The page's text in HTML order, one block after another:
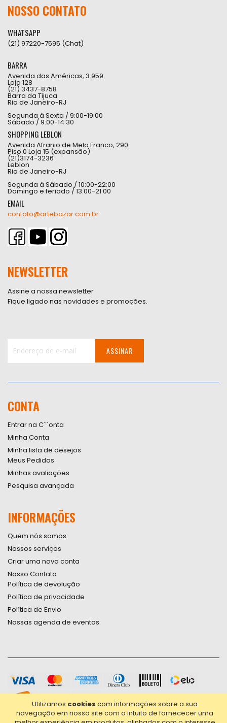
Utilizamos cookies com informações sobre a sua
navegação em nosso site com o intuito de fornececer uma
NOSSO CONTATO
WHATSAPP
(21) 97220-7595 (Chat)
BARRA
Avenida das Américas, 3.959
Loja 128
(21) 3437-8758
Barra da Tijuca
Rio de Janeiro-RJ
Segunda à Sexta / 9:00-19:00
Sábado / 9:00-14:30
SHOPPING LEBLON
Avenida Afranio de Melo Franco, 290
Piso 0 Loja 15 (expansão)
(21)3174-3236
Leblon
Rio de Janeiro-RJ
Segunda à Sábado / 10:00-22:00
Domingo e feriado / 13:00-21:00
EMAIL
contato@artebazar.com.br
NEWSLETTER
Assine a nossa newsletter
Fique ligado nas novidades e promoções.
Newsletter:
ASSINAR
CONTA
Entrar na C``onta
Minha Conta
Minha lista de desejos
Meus Pedidos
Minhas avaliações
Pesquisa avançada
INFORMAÇÕES
Quem nós somos
Nossos serviços
Criar uma nova conta
Nosso Contato
Política de devolução
Política de privacidade
Política de Envio
Nossas agenda de eventos